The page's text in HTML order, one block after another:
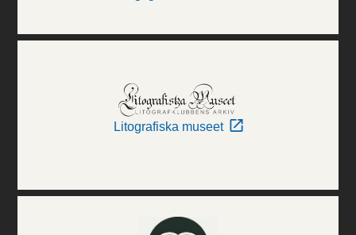
Litografiska museet